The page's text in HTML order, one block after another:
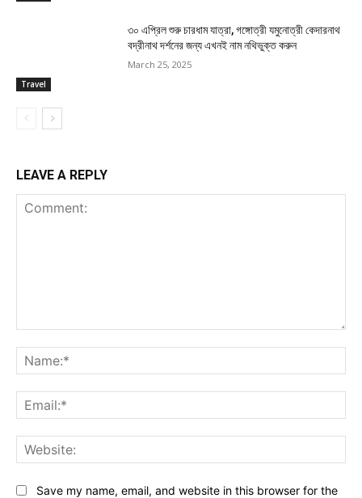
Travel
৩০ এপ্রিল শুরু চারধাম যাত্রা, গঙ্গোত্রী যমুনোত্রী কেদারনাথ
বদ্রীনাথ দর্শনের জন্য এখনই নাম নথিভুক্ত করুন
March 25, 2025
LEAVE A REPLY
Save my name, email, and website in this browser for the